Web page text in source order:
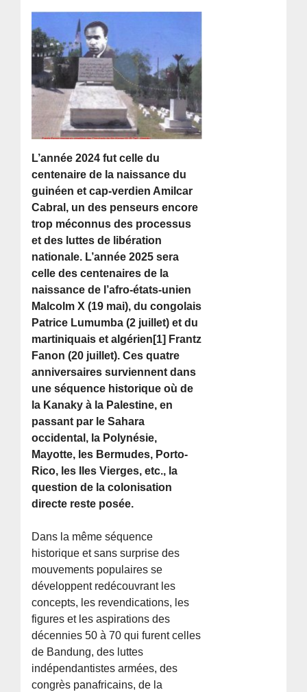
L’année 2024 fut celle du
centenaire de la naissance du
guinéen et cap-verdien Amilcar
Cabral, un des penseurs encore
trop méconnus des processus
et des luttes de libération
nationale. L’année 2025 sera
celle des centenaires de la
naissance de l’afro-états-unien
Malcolm X (19 mai), du congolais
Patrice Lumumba (2 juillet) et du
martiniquais et algérien[1] Frantz
Fanon (20 juillet). Ces quatre
anniversaires surviennent dans
une séquence historique où de
la Kanaky à la Palestine, en
passant par le Sahara
occidental, la Polynésie,
Mayotte, les Bermudes, Porto-
Rico, les Iles Vierges, etc., la
question de la colonisation
directe reste posée.
Dans la même séquence
historique et sans surprise des
mouvements populaires se
développent redécouvrant les
concepts, les revendications, les
figures et les aspirations des
décennies 50 à 70 qui furent celles
de Bandung, des luttes
indépendantistes armées, des
congrès panafricains, de la